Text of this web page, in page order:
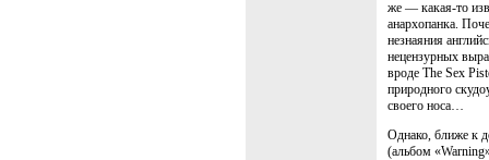
же — какая-то
анархопанка.
незнаяния
нецензурных
вроде The Sex
природного
своего носа…
Однако, ближе к
(альбом